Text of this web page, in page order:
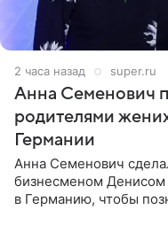
2 часа назад super.ru
Анна Семенович
родителями
Германии
Анна Семенович
бизнесменом
в Германию, чтобы